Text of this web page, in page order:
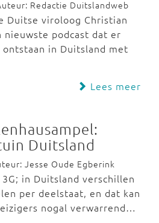
Redactie Duitslandweb
Duitse viroloog Christian
podcast dat er
in Duitsland met
Lees meer
Duitsland
Jesse Oude Egberink
in Duitsland verschillen
per deelstaat, en dat kan
nogal verwarrend…